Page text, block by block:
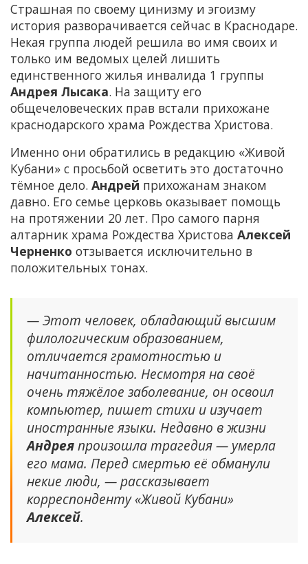
Страшная по своему цинизму и эгоизму
история разворачивается сейчас в Краснодаре.
Некая группа людей решила во имя своих и
только им ведомых целей лишить
единственного жилья инвалида 1 группы
Андрея Лысака. На защиту его
общечеловеческих прав встали прихожане
краснодарского храма Рождества Христова.
Именно они обратились в редакцию «Живой
Кубани» с просьбой осветить это достаточно
тёмное дело. Андрей прихожанам знаком
давно. Его семье церковь оказывает помощь
на протяжении 20 лет. Про самого парня
алтарник храма Рождества Христова Алексей
Черненко отзывается исключительно в
положительных тонах.
— Этот человек, обладающий высшим
филологическим образованием,
отличается грамотностью и
начитанностью. Несмотря на своё
очень тяжёлое заболевание, он освоил
компьютер, пишет стихи и изучает
иностранные языки. Недавно в жизни
Андреяпроизошла трагедия — умерла
его мама. Перед смертью её обманули
некие люди, — рассказывает
корреспонденту «Живой Кубани»
Алексей.